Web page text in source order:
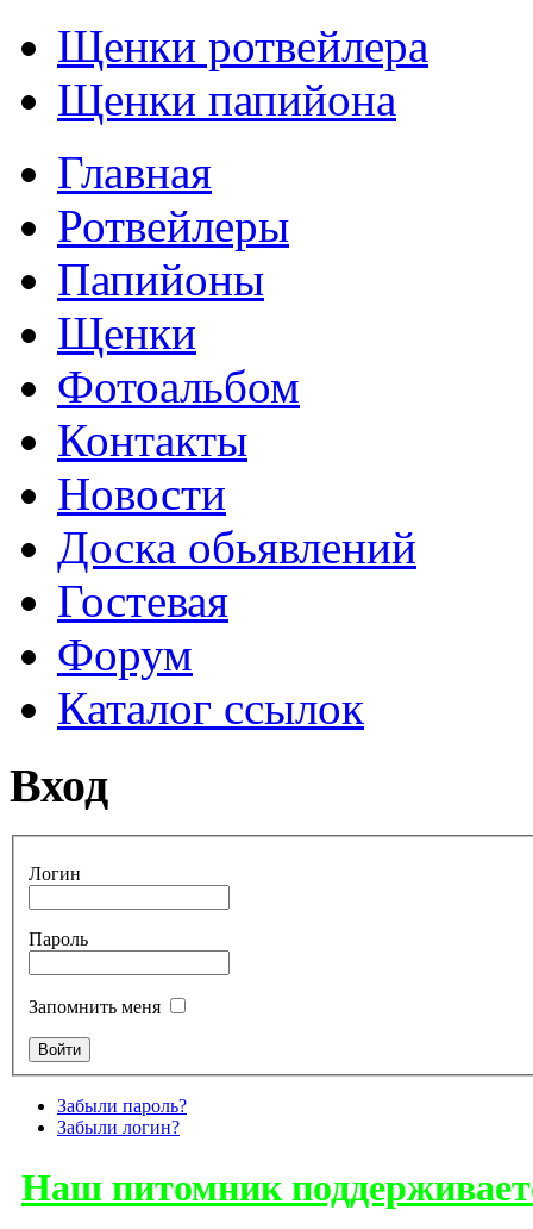
Щенки ротвейлера
Щенки папийона
Главная
Ротвейлеры
Папийоны
Щенки
Фотоальбом
Контакты
Новости
Доска обьявлений
Гостевая
Форум
Каталог ссылок
Вход
Логин
Пароль
Запомнить меня
Забыли пароль?
Забыли логин?
Наш питомник